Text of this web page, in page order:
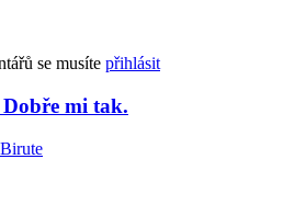
se musíte přihlásit
mi tak.